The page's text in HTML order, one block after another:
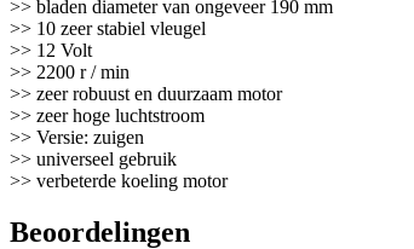
>> bladen diameter van ongeveer 190 mm
>> 10 zeer stabiel vleugel
>> 12 Volt
>> 2200 r / min
>> zeer robuust en duurzaam motor
>> zeer hoge luchtstroom
>> Versie: zuigen
>> universeel gebruik
>> verbeterde koeling motor
Beoordelingen